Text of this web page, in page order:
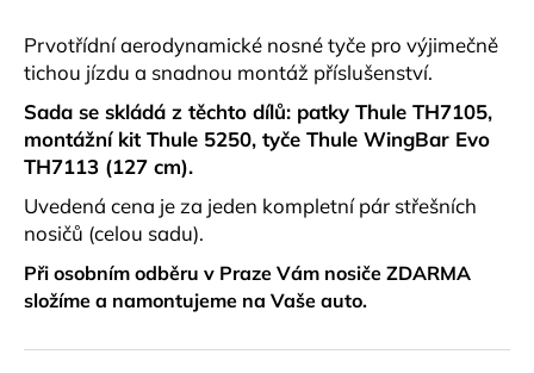
Prvotřídní aerodynamické nosné tyče pro výjimečně
tichou jízdu a snadnou montáž příslušenství.
Sada se skládá z těchto dílů: patky Thule TH7105,
montážní kit Thule 5250, tyče Thule WingBar Evo
TH7113 (127 cm).
Uvedená cena je za jeden kompletní pár střešních
nosičů (celou sadu).
Při osobním odběru v Praze Vám nosiče ZDARMA
složíme a namontujeme na Vaše auto.
MATNÝ
12
690
Kč